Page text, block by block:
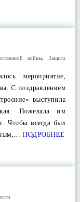
войны ,Защита
мероприятие,
С поздравлением
выступила
Пожелала им
Чтобы всегда был
ПОДРОБНЕЕ